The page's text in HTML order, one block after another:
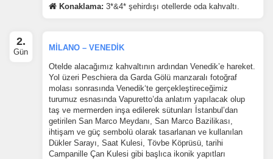
Konaklama: 3*&4* şehirdışı otellerde oda kahvaltı.
2.
Gün MİLANO – VENEDİK
Otelde alacağımız kahvaltının ardından Venedik’e hareket.
Yol üzeri Peschiera da Garda Gölü manzaralı fotoğraf
molası sonrasında Venedik‘te gerçekleştireceğimiz
turumuz esnasında Vapuretto’da anlatım yapılacak olup
taş ve mermerden inşa edilerek sütunları İstanbul’dan
getirilen San Marco Meydanı, San Marco Bazilikası,
ihtişam ve güç sembolü olarak tasarlanan ve kullanılan
Dükler Sarayı, Saat Kulesi, Tövbe Köprüsü, tarihi
Campanille Çan Kulesi gibi başlıca ikonik yapıtları